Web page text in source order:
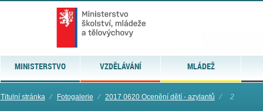
MINISTERSTVO VZDĚLÁVÁNÍ MLÁDEŽ
Titulní stránka ⁄ Fotogalerie ⁄ 2017 0620 Ocenění dětí - azylantů ⁄ 2